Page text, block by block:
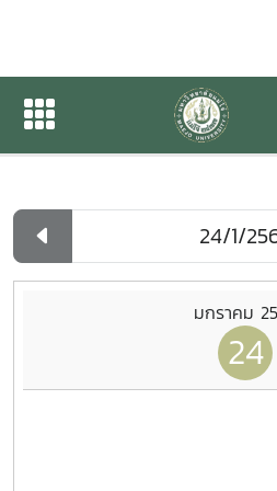
ปฏิทินกิจกรรมของ
ปฏิทินกิจกรรมของหน่วยงาน
มกราคม
24